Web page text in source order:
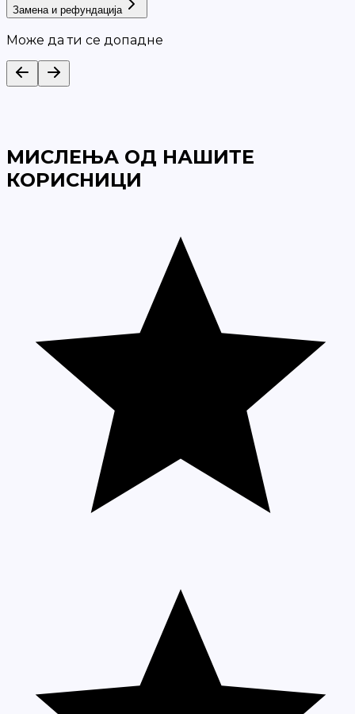
Замена и рефундација
Може да ти се допадне
МИСЛЕЊА ОД НАШИТЕ
КОРИСНИЦИ